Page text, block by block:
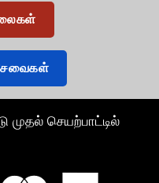
சேவைகள்
முதல் செயற்பாட்டில்